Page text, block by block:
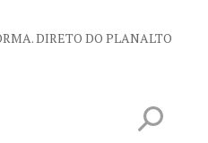
DIRETO DO PLANALTO